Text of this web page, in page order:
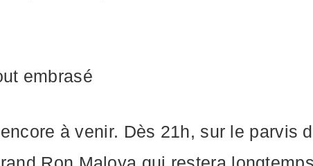
embrasé
à venir. Dès 21h, sur le parvis